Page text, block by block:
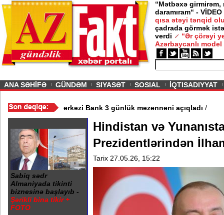
“Mətbəxə girmirəm,
daramıram“ - VİDEO
qısa ətəyi tənqid
çadrada görmək
verdi
“Ər çörəyi
Azərbaycanlı model
ANA SƏHİFƏ GÜNDƏM SIYASƏT SOSIAL İQTISADIYYAT
Dollar neçəyə olacaq? - Mərkəzi Bank 3 günlük məzənnəni
Sabiq sədr
Almaniyada tikinti
biznesinə başlayıb -
Şərikli bina tikir +
FOTO
Hindistan və
Prezidentlərindən
Tarix 27.05.26, 15:22